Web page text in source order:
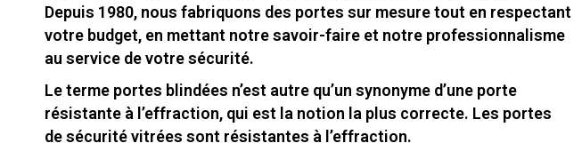
Depuis 1980, nous fabriquons des portes sur mesure tout en respectant
votre budget, en mettant notre savoir-faire et notre professionnalisme
au service de votre sécurité.
Le terme portes blindées n’est autre qu’un synonyme d’une porte
résistante à l’effraction, qui est la notion la plus correcte. Les portes
de sécurité vitrées sont résistantes à l’effraction.